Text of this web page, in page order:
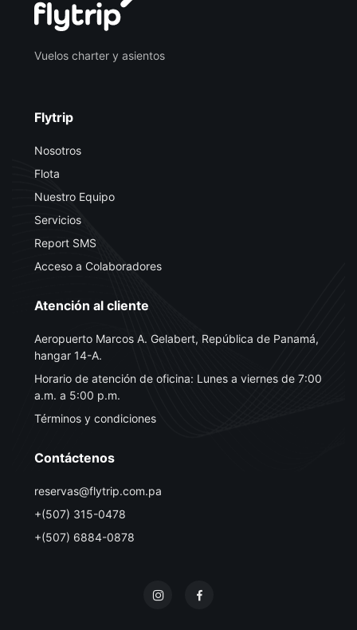
Vuelos charter y asientos
Flytrip
Nosotros
Flota
Nuestro Equipo
Servicios
Report SMS
Acceso a Colaboradores
Atención al cliente
Aeropuerto Marcos A. Gelabert, República de Panamá,
hangar 14-A.
Horario de atención de oficina: Lunes a viernes de 7:00
a.m. a 5:00 p.m.
Términos y condiciones
Contáctenos
reservas@flytrip.com.pa
+(507) 315-0478
+(507) 6884-0878